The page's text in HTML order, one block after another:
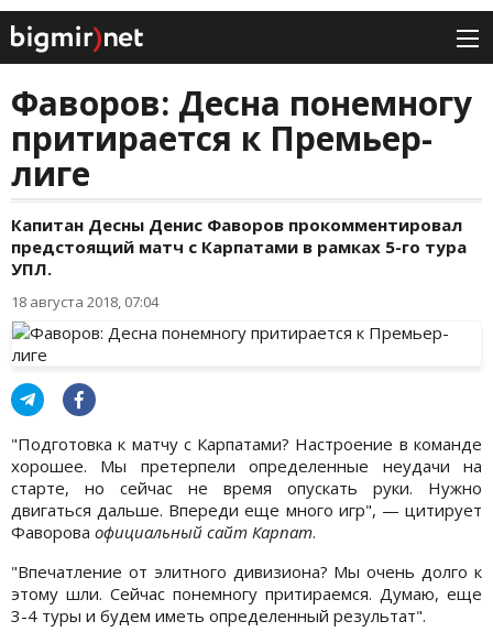
Фаворов: Десна понемногу
притирается к Премьер-
лиге
Капитан Десны Денис Фаворов прокомментировал
предстоящий матч с Карпатами в рамках 5-го тура
УПЛ.
18 августа 2018, 07:04
"Подготовка к матчу с Карпатами? Настроение в команде
хорошее. Мы претерпели определенные неудачи на
старте, но сейчас не время опускать руки. Нужно
двигаться дальше. Впереди еще много игр", — цитирует
Фаворова официальный сайт Карпат.
"Впечатление от элитного дивизиона? Мы очень долго к
этому шли. Сейчас понемногу притираемся. Думаю, еще
3-4 туры и будем иметь определенный результат".